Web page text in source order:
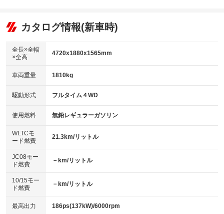
リフトアップ
：装備なし
：装備なし
パワーウィンドウ
アイドリングストップ
：装備なし
USB入力端子
：装備あり
100V電源
：装備あり
センターデフロック
：装備なし
電動格納ミラー
：装備あり
ビジュアル
：装備なし
：装備あり
革シート
キーレス
HID(キセノンライト)
：装備なし
バックカメラ
：装備あり
エアロ
：装備なし
：装備なし
パワーシート
ベンチシート
：装備なし
チップアップシート
：装備なし
カタログ情報(新車時)
全長×全幅
×全高
4720x1880x1565mm
車両重量 1810kg
駆動形式 フルタイム４WD
使用燃料 無鉛レギュラーガソリン
WLTCモ
ード燃費
21.3km/リットル
JC08モー
ド燃費
－km/リットル
10/15モー
ド燃費
－km/リットル
最高出力 186ps(137kW)/6000rpm